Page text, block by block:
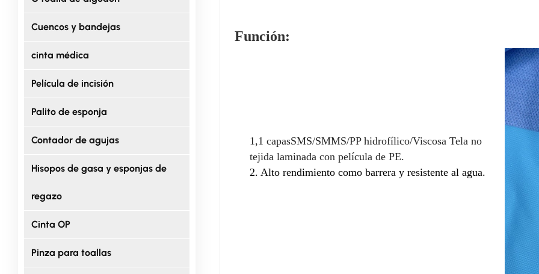
Cuencos y bandejas
cinta médica
Película de incisión
Palito de esponja
Contador de agujas
Hisopos de gasa y esponjas de
regazo
Cinta OP
Pinza para toallas
Función:
1,1 capasSMS/SMMS/PP hidrofílico/ViscosaTela no
tejida laminada con película de PE.
2. Alto rendimiento como barrera y resistente al agua.